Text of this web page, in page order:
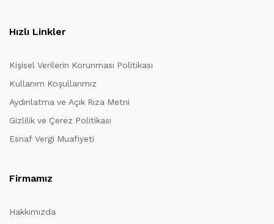
Hızlı Linkler
Kişisel Verilerin Korunması Politikası
Kullanım Koşullarımız
Aydınlatma ve Açık Rıza Metni
Gizlilik ve Çerez Politikası
Esnaf Vergi Muafiyeti
Firmamız
Hakkımızda